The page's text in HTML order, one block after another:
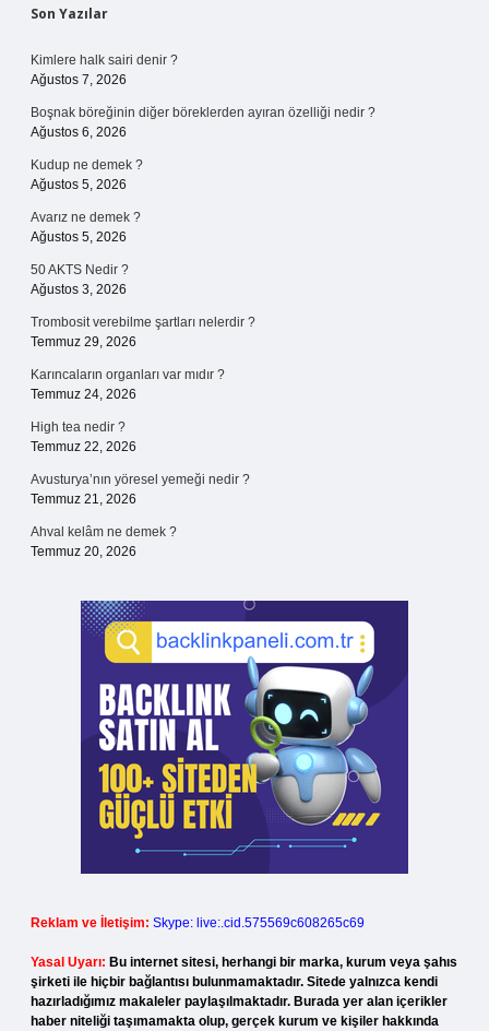
Sidebar
Son Yazılar
Kimlere halk sairi denir ?
Ağustos 7, 2026
Boşnak böreğinin diğer böreklerden ayıran özelliği nedir ?
Ağustos 6, 2026
Kudup ne demek ?
Ağustos 5, 2026
Avarız ne demek ?
Ağustos 5, 2026
50 AKTS Nedir ?
Ağustos 3, 2026
Trombosit verebilme şartları nelerdir ?
Temmuz 29, 2026
Karıncaların organları var mıdır ?
Temmuz 24, 2026
High tea nedir ?
Temmuz 22, 2026
Avusturya’nın yöresel yemeği nedir ?
Temmuz 21, 2026
Ahval kelâm ne demek ?
Temmuz 20, 2026
Reklam ve İletişim: Skype: live:.cid.575569c608265c69
Yasal Uyarı: Bu internet sitesi, herhangi bir marka, kurum veya şahıs
şirketi ile hiçbir bağlantısı bulunmamaktadır. Sitede yalnızca kendi
hazırladığımız makaleler paylaşılmaktadır. Burada yer alan içerikler
haber niteliği taşımamakta olup, gerçek kurum ve kişiler hakkında